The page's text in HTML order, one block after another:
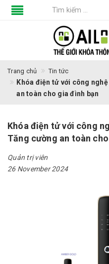
Trang chủ Tin tức
Khóa điện tử với công
an toàn cho gia đình bạn
Khóa điện tử với công
Tăng cường an toàn
Quản trị viên
26 November 2024